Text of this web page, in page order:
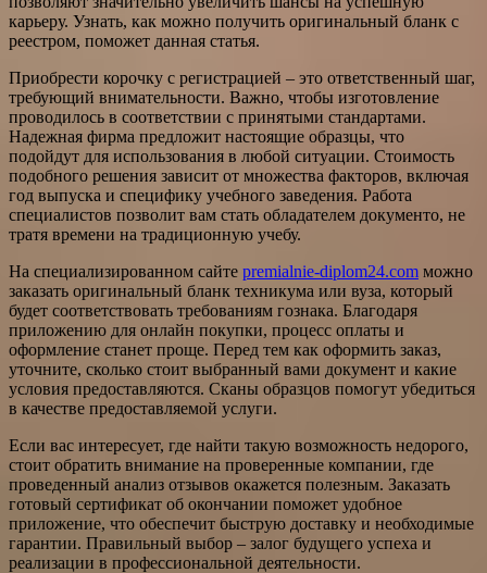
карьеру. Узнать, как можно получить оригинальный бланк с
реестром, поможет данная статья.
Приобрести корочку с регистрацией – это ответственный шаг,
требующий внимательности. Важно, чтобы изготовление
проводилось в соответствии с принятыми стандартами.
Надежная фирма предложит настоящие образцы, что
подойдут для использования в любой ситуации. Стоимость
подобного решения зависит от множества факторов, включая
год выпуска и специфику учебного заведения. Работа
специалистов позволит вам стать обладателем документо, не
тратя времени на традиционную учебу.
На специализированном сайте premialnie-diplom24.com можно
заказать оригинальный бланк техникума или вуза, который
будет соответствовать требованиям гознака. Благодаря
приложению для онлайн покупки, процесс оплаты и
оформление станет проще. Перед тем как оформить заказ,
уточните, сколько стоит выбранный вами документ и какие
условия предоставляются. Сканы образцов помогут убедиться
в качестве предоставляемой услуги.
Если вас интересует, где найти такую возможность недорого,
стоит обратить внимание на проверенные компании, где
проведенный анализ отзывов окажется полезным. Заказать
готовый сертификат об окончании поможет удобное
приложение, что обеспечит быструю доставку и необходимые
гарантии. Правильный выбор – залог будущего успеха и
реализации в профессиональной деятельности.